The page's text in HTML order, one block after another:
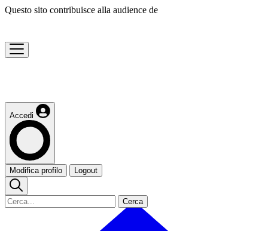
Questo sito contribuisce alla audience de
Accedi
Modifica profilo Logout
Cerca